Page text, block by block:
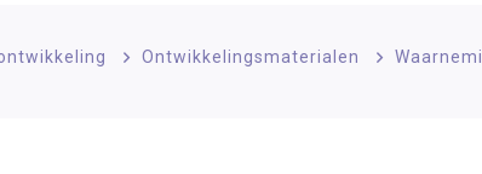
> Ontwikkelingsmaterialen >